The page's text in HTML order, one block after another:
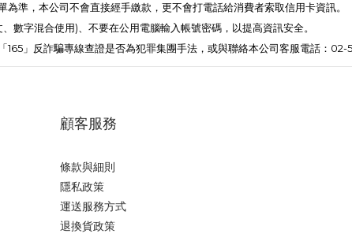
為準，本公司不會直接經手繳款，更不會打電話給消費者索取信用卡資訊。
數字混合使用)、不要在公用電腦輸入帳號密碼，以提高資訊安全。
」反詐騙專線查證是否為犯罪集團手法，或與聯絡本公司客服電話： 02-
顧客服務
條款與細則
隱私政策
運送服務方式
退換貨政策